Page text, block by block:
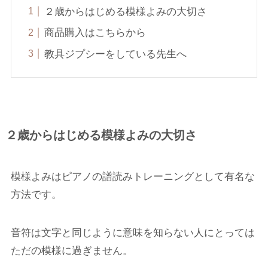
２歳からはじめる模様よみの大切さ
商品購入はこちらから
教具ジプシーをしている先生へ
２歳からはじめる模様よみの大切さ
模様よみはピアノの譜読みトレーニングとして有名な
方法です。
音符は文字と同じように意味を知らない人にとっては
ただの模様に過ぎません。